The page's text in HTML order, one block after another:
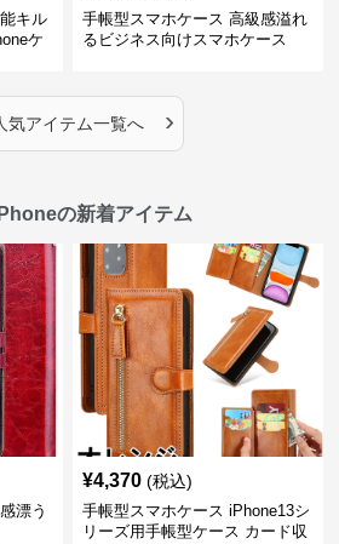
キル
ケ
手帳型スマホケース 高級感溢れ
るビジネス向けスマホケース
気アイテム一覧へ ›
の新着アイテム
漂う
¥4,370 (税込)
手帳型スマホケース iPhone13シ
リーズ用手帳型ケース カード収